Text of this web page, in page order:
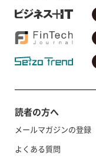
読者の方へ
メールマガジンの登録
よくある質問